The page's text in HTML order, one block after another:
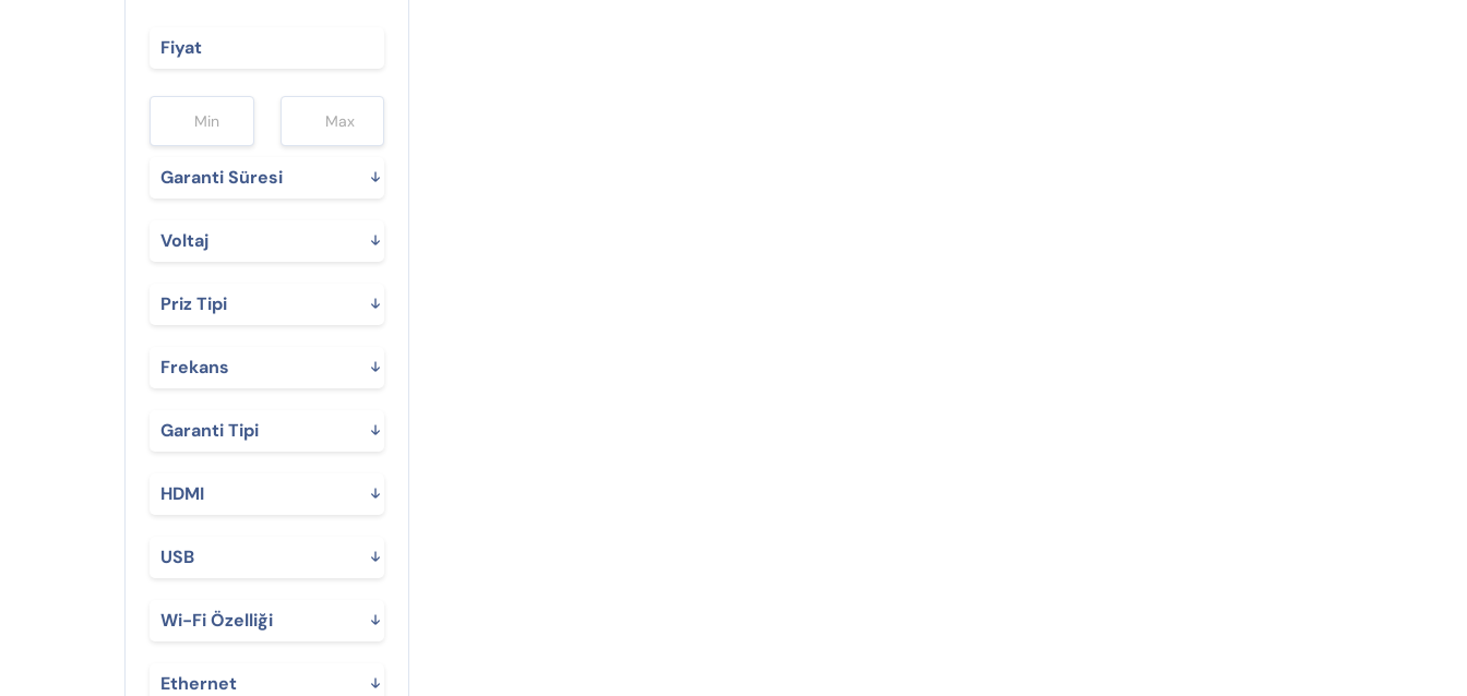
Fiyat
Garanti Süresi
Voltaj
Priz Tipi
Frekans
Garanti Tipi
HDMI
USB
Wi-Fi Özelliği
Ethernet